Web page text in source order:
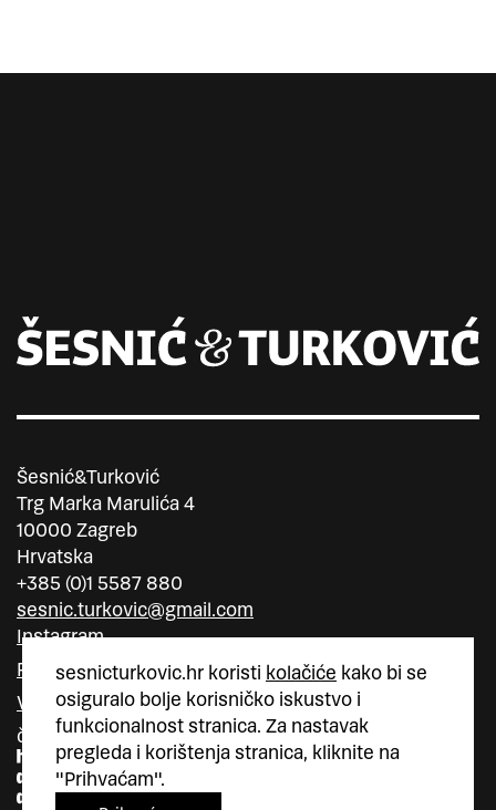
sesnicturkovic.hr koristi kolačiće kako bi se
osiguralo bolje korisničko iskustvo i
funkcionalnost stranica. Za nastavak
pregleda i korištenja stranica, kliknite na
"Prihvaćam".
Šesnić&Turković
Trg Marka Marulića 4
10000 Zagreb
Hrvatska
+385 (0)1 5587 880
sesnic.turkovic@gmail.com
Instagram
Facebook
Vimeo
član
član